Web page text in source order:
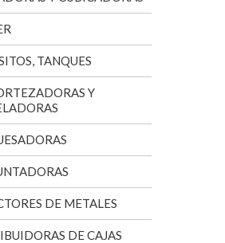
TANQUES
Y
DE METALES
DE CAJAS